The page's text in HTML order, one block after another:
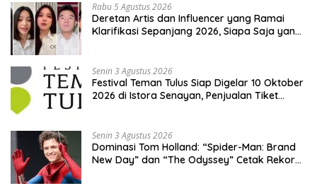
Rabu 5 Agustus 2026
Deretan Artis dan Influencer yang Ramai
Klarifikasi Sepanjang 2026, Siapa Saja yang
Senin 3 Agustus 2026
Festival Teman Tulus Siap Digelar 10 Oktober
2026 di Istora Senayan, Penjualan Tiket
Senin 3 Agustus 2026
Dominasi Tom Holland: “Spider-Man: Brand
New Day” dan “The Odyssey” Cetak Rekor